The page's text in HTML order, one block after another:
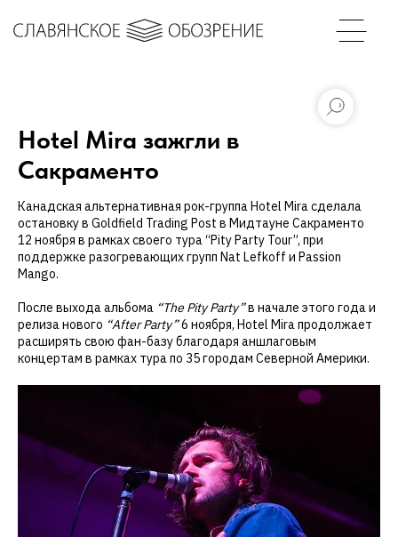
Hotel Mira зажгли в
Сакраменто
Канадская альтернативная рок-группа Hotel Mira сделала
остановку в Goldfield Trading Post в Мидтауне Сакраменто
12 ноября в рамках своего тура “Pity Party Tour”, при
поддержке разогревающих групп Nat Lefkoff и Passion
Mango.
После выхода альбома “The Pity Party”в начале этого года и
релиза нового “After Party”6 ноября, Hotel Mira продолжает
расширять свою фан-базу благодаря аншлаговым
концертам в рамках тура по 35 городам Северной Америки.